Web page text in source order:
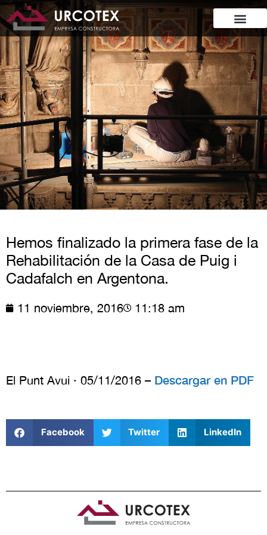
Hemos finalizado la primera fase de la
Rehabilitación de la Casa de Puig i
Cadafalch en Argentona.
11 noviembre, 2016 11:18 am
El Punt Avui · 05/11/2016 – Descargar en PDF
Facebook Twitter LinkedIn